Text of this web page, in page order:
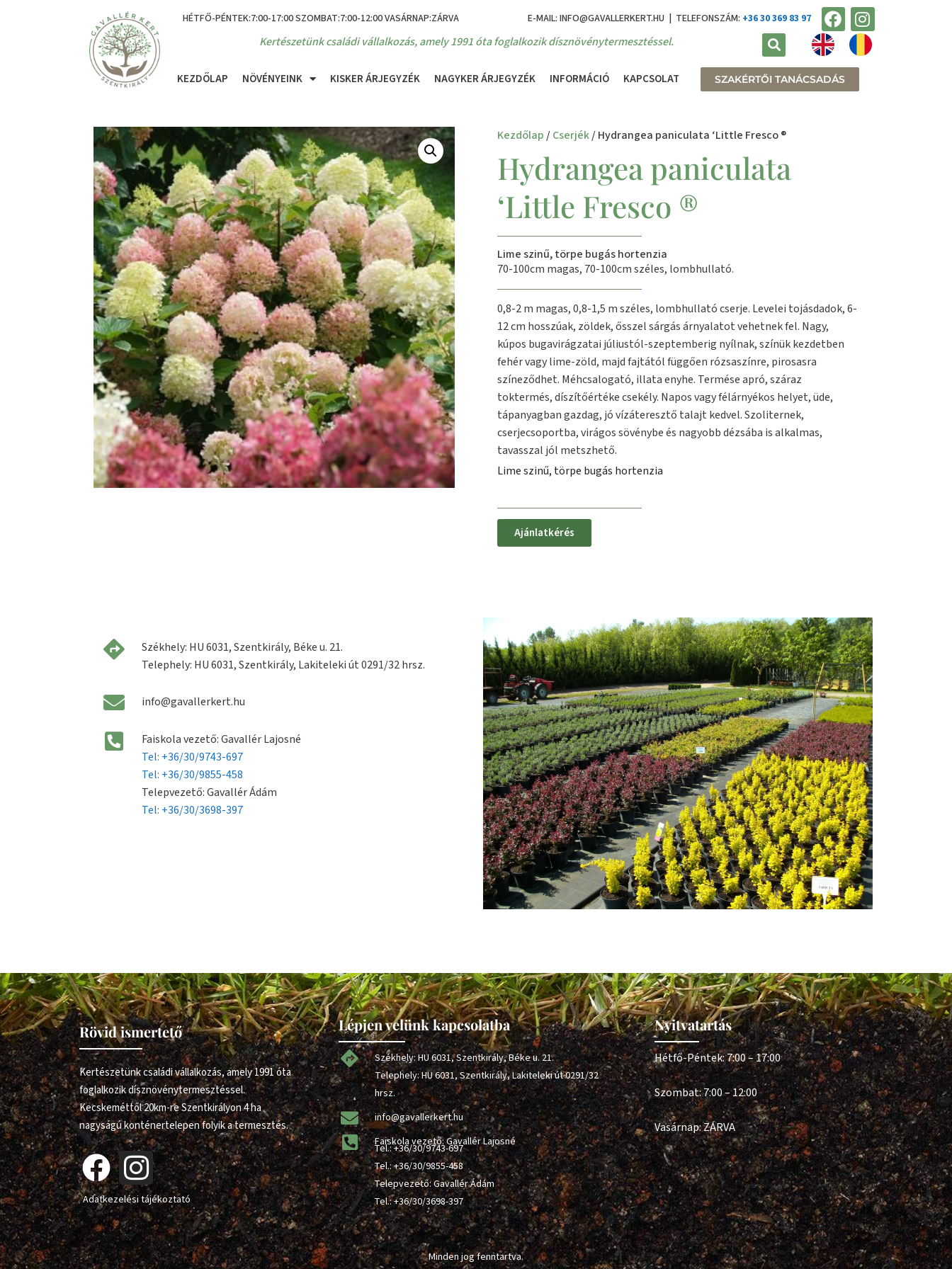
HÉTFŐ-PÉNTEK:7:00-17:00 SZOMBAT:7:00-12:00 VASÁRNAP:ZÁRVA E-MAIL: INFO@GAVALLERKERT.HU | TELEFONSZÁM: +36 30 369 83 97
Kertészetünk családi vállalkozás, amely 1991 óta foglalkozik dísznövénytermesztéssel.
KEZDŐLAP NÖVÉNYEINK KISKER ÁRJEGYZÉK NAGYKER ÁRJEGYZÉK INFORMÁCIÓ KAPCSOLAT SZAKÉRTŐI TANÁCSADÁS
Kezdőlap /Cserjék/ Hydrangea paniculata ‘Little Fresco ®
Hydrangea paniculata
‘Little Fresco ®
Lime szinű, törpe bugás hortenzia
70-100cm magas, 70-100cm széles, lombhullató.
0,8-2 m magas, 0,8-1,5 m széles, lombhullató cserje. Levelei tojásdadok, 6-
12 cm hosszúak, zöldek, ősszel sárgás árnyalatot vehetnek fel. Nagy,
kúpos bugavirágzatai júliustól-szeptemberig nyílnak, színük kezdetben
fehér vagy lime-zöld, majd fajtától függően rózsaszínre, pirosasra
színeződhet. Méhcsalogató, illata enyhe. Termése apró, száraz
toktermés, díszítőértéke csekély. Napos vagy félárnyékos helyet, üde,
tápanyagban gazdag, jó vízáteresztő talajt kedvel. Szoliternek,
cserjecsoportba, virágos sövénybe és nagyobb dézsába is alkalmas,
tavasszal jól metszhető.
Lime szinű, törpe bugás hortenzia
Ajánlatkérés
Székhely: HU 6031, Szentkirály, Béke u. 21.
Telephely: HU 6031, Szentkirály, Lakiteleki út 0291/32 hrsz.
info@gavallerkert.hu
Faiskola vezető: Gavallér Lajosné
Tel: +36/30/9743-697
Tel: +36/30/9855-458
Telepvezető: Gavallér Ádám
Tel: +36/30/3698-397
Rövid ismertető
Kertészetünk családi vállalkozás, amely 1991 óta
foglalkozik dísznövénytermesztéssel.
Kecskeméttől 20km-re Szentkirályon 4 ha
nagyságú konténertelepen folyik a termesztés.
Adatkezelési tájékoztató
Lépjen velünk kapcsolatba
Székhely: HU 6031, Szentkirály, Béke u. 21.
Telephely: HU 6031, Szentkirály, Lakiteleki út 0291/32
hrsz.
info@gavallerkert.hu
Faiskola vezető: Gavallér Lajosné
Tel.:+36/30/9743-697
Tel.:+36/30/9855-458
Telepvezető: Gavallér Ádám
Tel.:+36/30/3698-397
Nyitvatartás
Hétfő-Péntek: 7:00 – 17:00
Szombat: 7:00 – 12:00
Vasárnap: ZÁRVA
Minden jog fenntartva.